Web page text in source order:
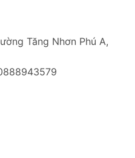
Tăng Nhơn Phú A,